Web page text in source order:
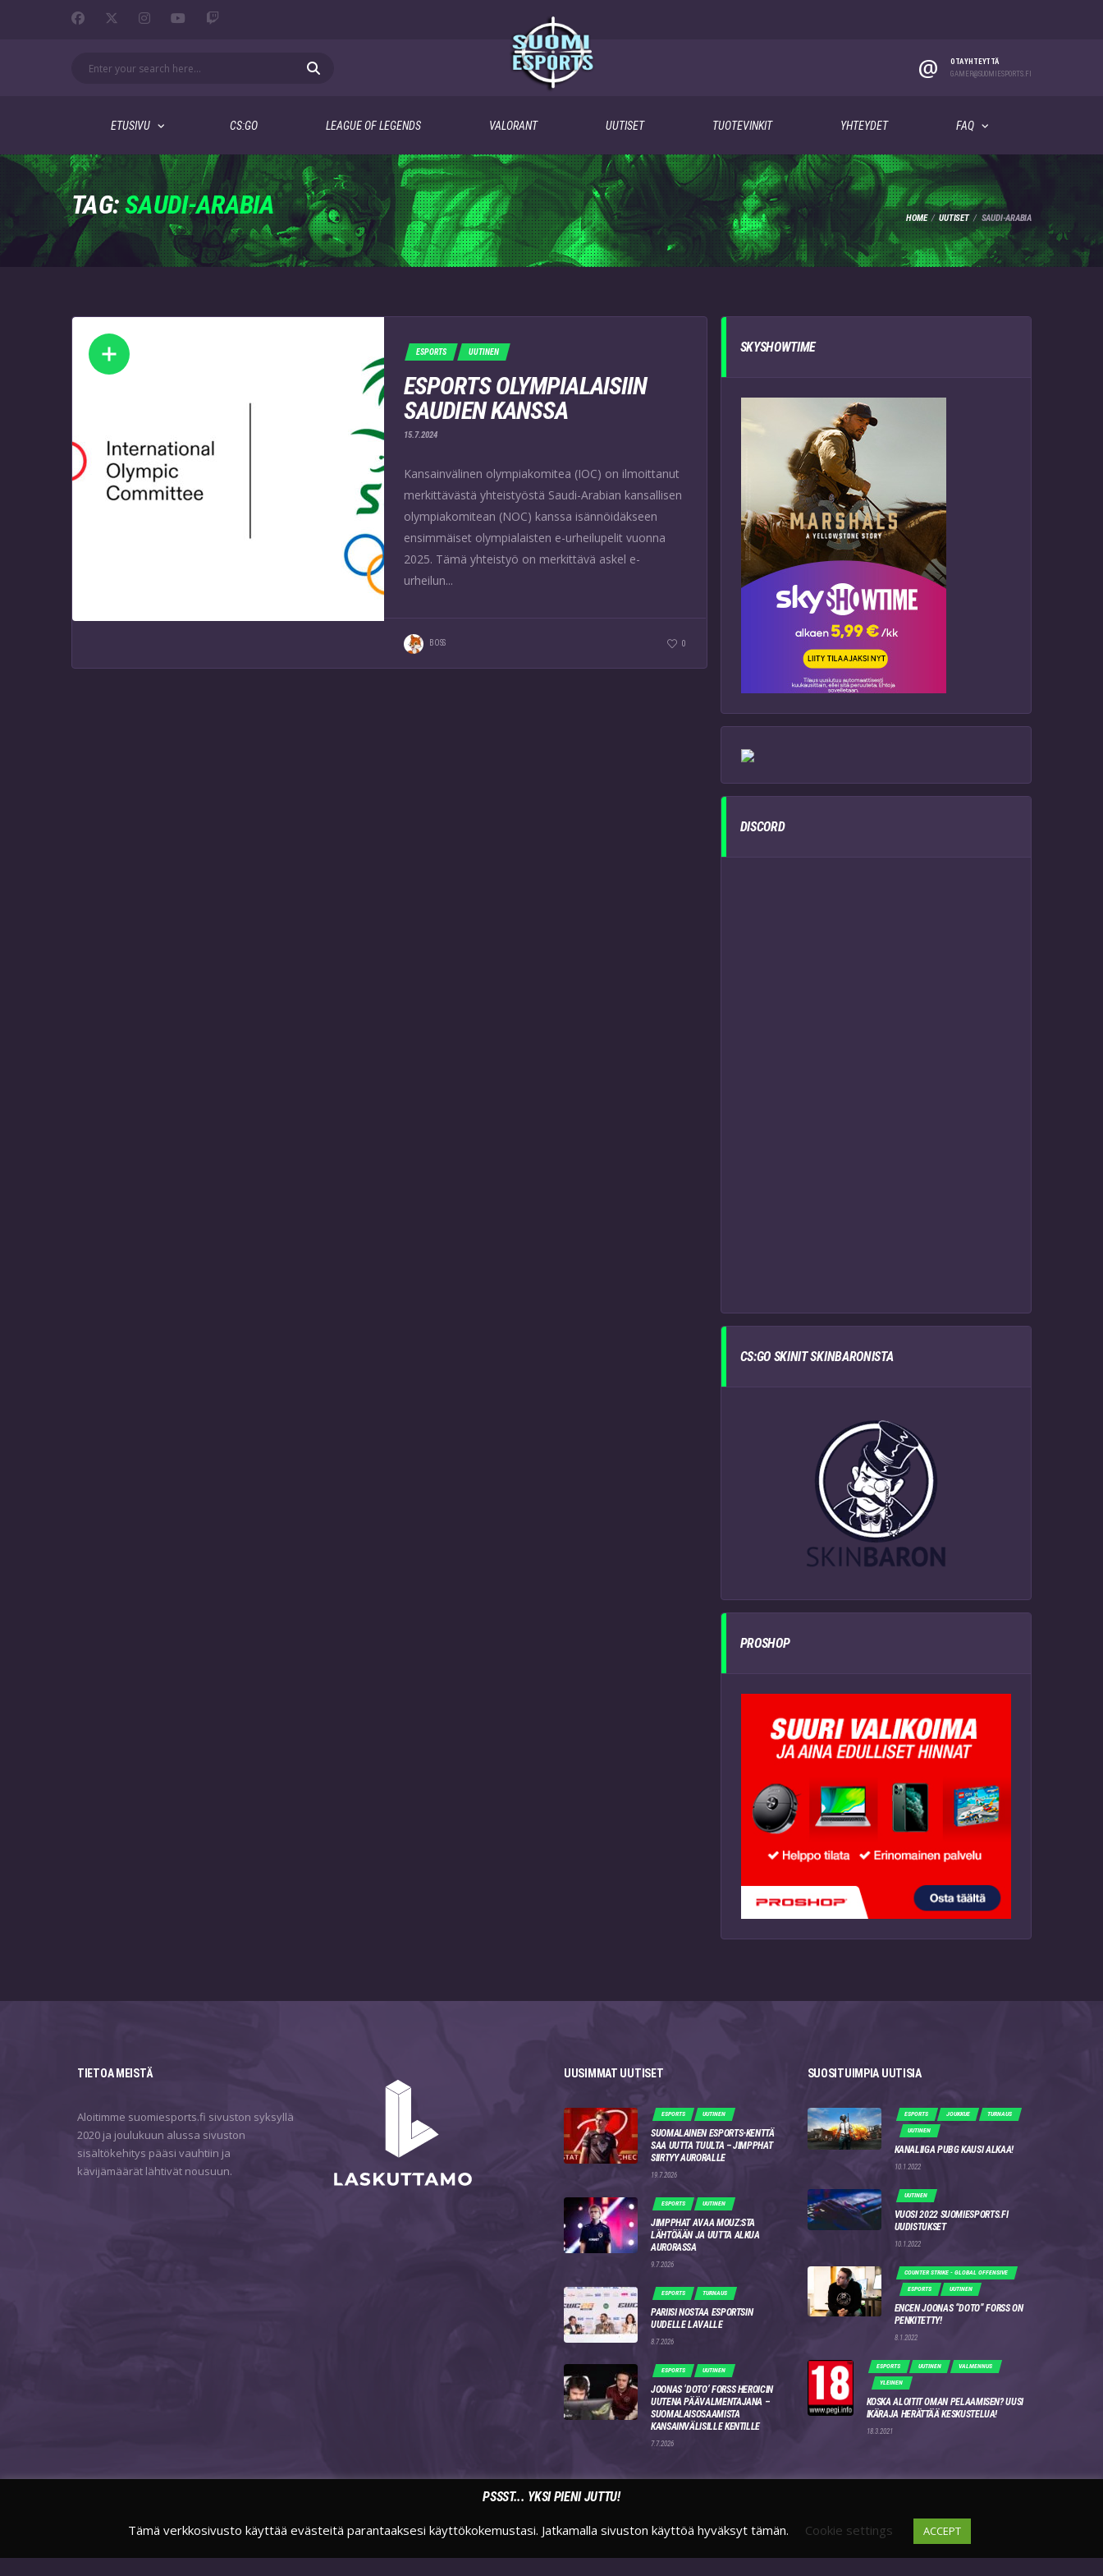
@
OTA YHTEYTTÄ
GAMER@SUOMIESPORTS.FI
ETUSIVU CS:GO LEAGUE OF LEGENDS VALORANT UUTISET TUOTEVINKIT YHTEYDET FAQ
TAG:SAUDI-ARABIA HOME UUTISET SAUDI-ARABIA
ESPORTS UUTINEN
ESPORTS OLYMPIALAISIIN
SAUDIEN KANSSA
15.7.2024
Kansainvälinen olympiakomitea (IOC) on ilmoittanut
merkittävästä yhteistyöstä Saudi-Arabian kansallisen
olympiakomitean (NOC) kanssa isännöidäkseen
ensimmäiset olympialaisten e-urheilupelit vuonna
2025. Tämä yhteistyö on merkittävä askel e-
urheilun...
BOSS 0
SKYSHOWTIME
DISCORD
CS:GO SKINIT SKINBARONISTA
PROSHOP
TIETOA MEISTÄ
Aloitimme suomiesports.fi sivuston syksyllä
2020 ja joulukuun alussa sivuston
sisältökehitys pääsi vauhtiin ja
kävijämäärät lähtivät nousuun.
UUSIMMAT UUTISET
ESPORTS UUTINEN
SUOMALAINEN ESPORTS-KENTTÄ
SAA UUTTA TUULTA – JIMPPHAT
SIIRTYY AURORALLE
19.7.2026
ESPORTS UUTINEN
JIMPPHAT AVAA MOUZ:STA
LÄHTÖÄÄN JA UUTTA ALKUA
AURORASSA
9.7.2026
ESPORTS TURNAUS
PARIISI NOSTAA ESPORTSIN
UUDELLE LAVALLE
8.7.2026
ESPORTS UUTINEN
JOONAS ‘DOTO’ FORSS HEROICIN
UUTENA PÄÄVALMENTAJANA –
SUOMALAISOSAAMISTA
KANSAINVÄLISILLE KENTILLE
7.7.2026
SUOSITUIMPIA UUTISIA
ESPORTS JOUKKUE TURNAUS
UUTINEN
KANALIIGA PUBG KAUSI ALKAA!
10.1.2022
UUTINEN
VUOSI 2022 SUOMIESPORTS.FI
UUDISTUKSET
10.1.2022
COUNTER STRIKE - GLOBAL OFFENSIVE
ESPORTS UUTINEN
ENCEN JOONAS “DOTO” FORSS ON
PENKITETTY!
8.1.2022
ESPORTS UUTINEN VALMENNUS
YLEINEN
KOSKA ALOITIT OMAN PELAAMISEN? UUSI
IKÄRAJA HERÄTTÄÄ KESKUSTELUA!
18.3.2021
FACEBOOK TWITTER INSTAGRAM TWITCH DISCORD
PSSST... YKSI PIENI JUTTU!
Tämä verkkosivusto käyttää evästeitä parantaaksesi käyttökokemustasi. Jatkamalla sivuston käyttöä hyväksyt tämän. Cookie settings ACCEPT